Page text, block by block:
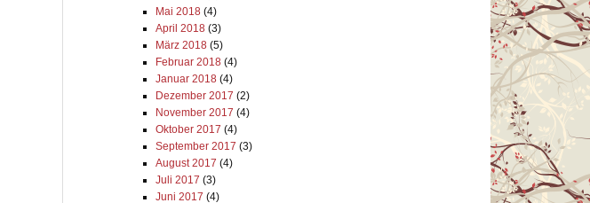
Mai 2018(4)
April 2018(3)
März 2018(5)
Februar 2018(4)
Januar 2018(4)
Dezember 2017 (2)
November 2017 (4)
Oktober 2017 (4)
September 2017 (3)
August 2017 (4)
Juli 2017 (3)
Juni 2017 (4)